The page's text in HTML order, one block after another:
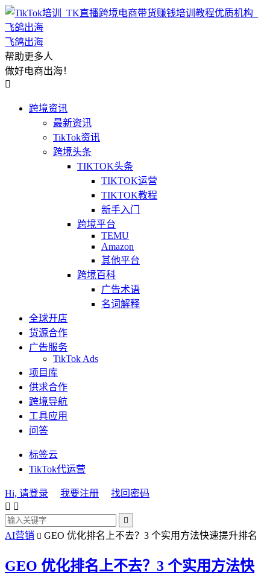
飞鸽出海
帮助更多人
做好电商出海！

跨境资讯
最新资讯
TikTok资讯
跨境头条
TIKTOK头条
TIKTOK运营
TIKTOK教程
新手入门
跨境平台
TEMU
Amazon
其他平台
跨境百科
广告术语
名词解释
全球开店
货源合作
广告服务
TikTok Ads
项目库
供求合作
跨境导航
工具应用
问答
标签云
TikTok代运营
Hi, 请登录 我要注册
找回密码
 

AI营销  GEO 优化排名上不去？3 个实用方法快速提升排名
GEO 优化排名上不去？3 个实用方法快